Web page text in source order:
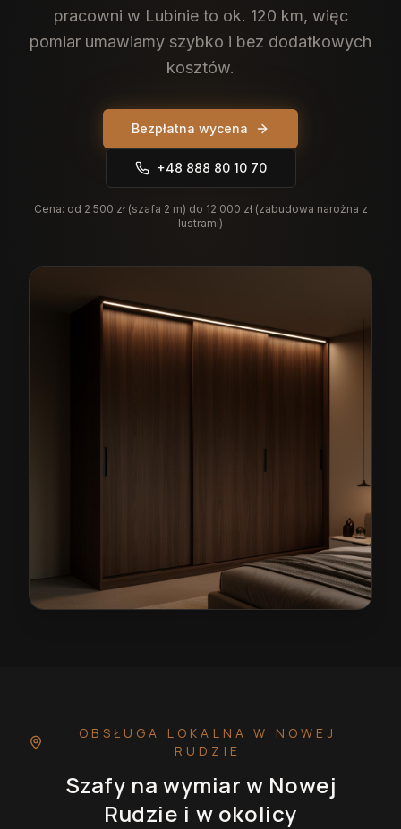
pracowni w Lubinie to ok. 120 km, więc
pomiar umawiamy szybko i bez dodatkowych
kosztów.
Bezpłatna wycena
+48 888 80 10 70
Cena: od 2 500 zł (szafa 2 m) do 12 000 zł (zabudowa narożna z
lustrami)
OBSŁUGA LOKALNAW NOWEJ
RUDZIE
Szafy na wymiar w Nowej
Rudzie i w okolicy